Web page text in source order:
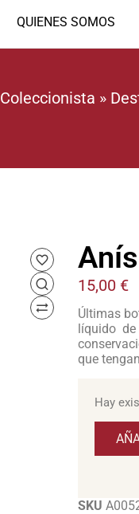
QUIENES SOMOS
Coleccionista »
15,00 €
Últimas
líquido
que
Hay
SKU